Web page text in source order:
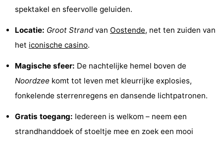
Rondvaarten
Binnenspeeltuinen
Bowlen
Minigolfbanen
spektakel en sfeervolle geluiden.
Locatie: Groot Strandvan Oostende, net ten zuiden van
het iconische casino.
Magische sfeer: De nachtelijke hemel boven de
Noordzee komt tot leven met kleurrijke explosies,
fonkelende sterrenregens en dansende lichtpatronen.
Gratis toegang: Iedereen is welkom – neem een
strandhanddoek of stoeltje mee en zoek een mooi